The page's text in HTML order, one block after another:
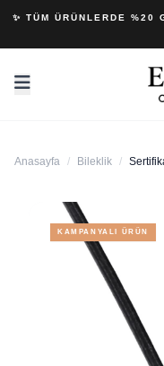
✨ TÜM ÜRÜNLERDE %20
Anasayfa / Bileklik /
KAMPANYALI ÜRÜN